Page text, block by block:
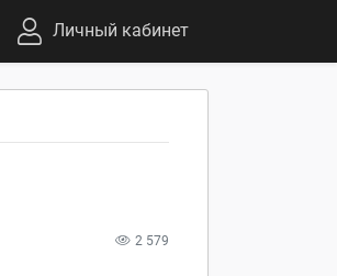
Личный кабинет
2 579